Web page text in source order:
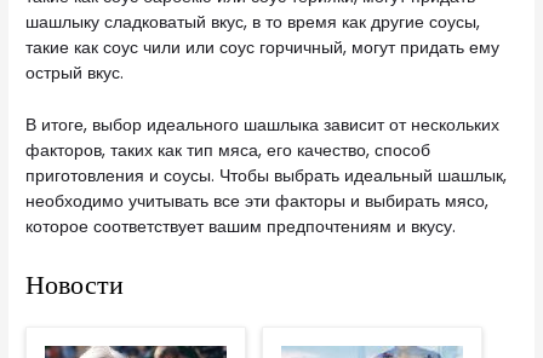
шашлыку сладковатый вкус, в то время как другие соусы,
такие как соус чили или соус горчичный, могут придать ему
острый вкус.
В итоге, выбор идеального шашлыка зависит от нескольких
факторов, таких как тип мяса, его качество, способ
приготовления и соусы. Чтобы выбрать идеальный шашлык,
необходимо учитывать все эти факторы и выбирать мясо,
которое соответствует вашим предпочтениям и вкусу.
Новости